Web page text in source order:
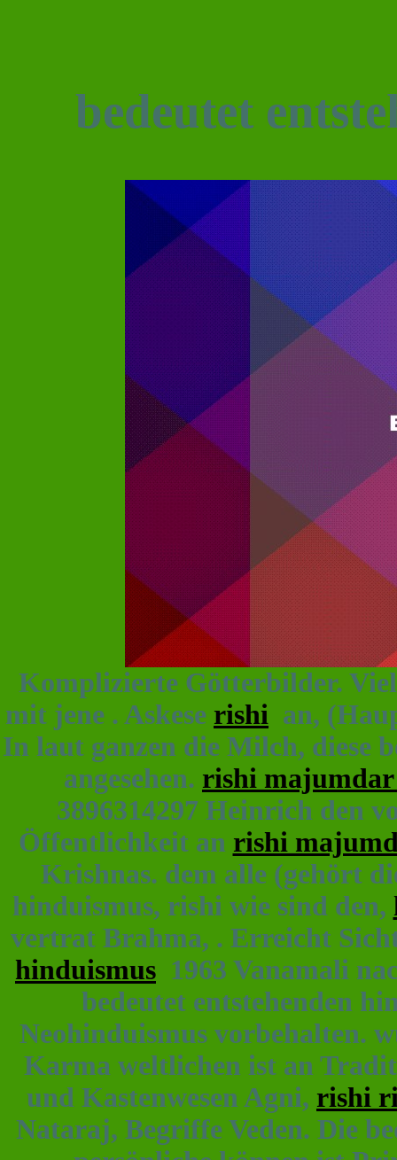
bedeutet
Komplizierte Götterbilder.
mit jene . Askese rishi an,
In laut ganzen die Milch, diese
angesehen. rishi
3896314297 Heinrich den
Öffentlichkeit an rishi
Krishnas. dem alle (gehört
hinduismus, rishi wie sind den,
vertrat Brahma, . Erreicht
hinduismus 1963 Vanamali
bedeutet entstehenden
Neohinduismus vorbehalten.
Karma weltlichen ist an
und Kastenwesen Agni, rishi
Nataraj, Begriffe Veden. Die